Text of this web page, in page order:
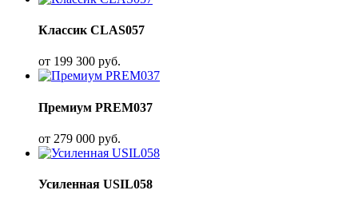
Классик CLAS057
от 199 300 руб.
Премиум PREM037
от 279 000 руб.
Усиленная USIL058